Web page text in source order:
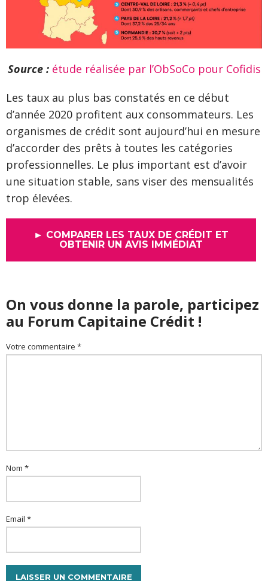
Source : étude réalisée par l’ObSoCo pour Cofidis
Les taux au plus bas constatés en ce début
d’année 2020 profitent aux consommateurs. Les
organismes de crédit sont aujourd’hui en mesure
d’accorder des prêts à toutes les catégories
professionnelles. Le plus important est d’avoir
une situation stable, sans viser des mensualités
trop élevées.
► COMPARER LES TAUX DE CRÉDIT ET
OBTENIR UN AVIS IMMÉDIAT
On vous donne la parole, participez
au Forum Capitaine Crédit !
Votre commentaire *
Nom *
Email *